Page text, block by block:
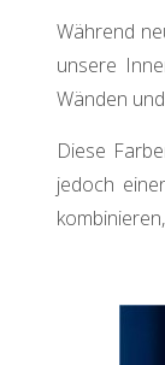
Während
unsere
Wänden
Diese
jedoch